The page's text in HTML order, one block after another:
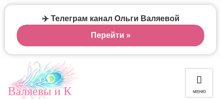
Валяевы и К МЕНЮ
✈️ Телеграм канал Ольги Валяевой
Перейти »